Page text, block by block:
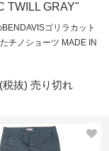
TWILL GRAY"
ゴリラカット
チノショーツ MADE IN
税抜) 売り切れ